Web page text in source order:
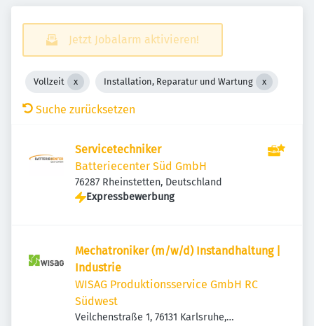
Jetzt Jobalarm aktivieren!
Vollzeit Installation, Reparatur und Wartung
Suche zurücksetzen
Servicetechniker
Batteriecenter Süd GmbH
76287 Rheinstetten, Deutschland
Expressbewerbung
Mechatroniker (m/w/d) Instandhaltung |
Industrie
WISAG Produktionsservice GmbH RC
Südwest
Veilchenstraße 1, 76131 Karlsruhe,